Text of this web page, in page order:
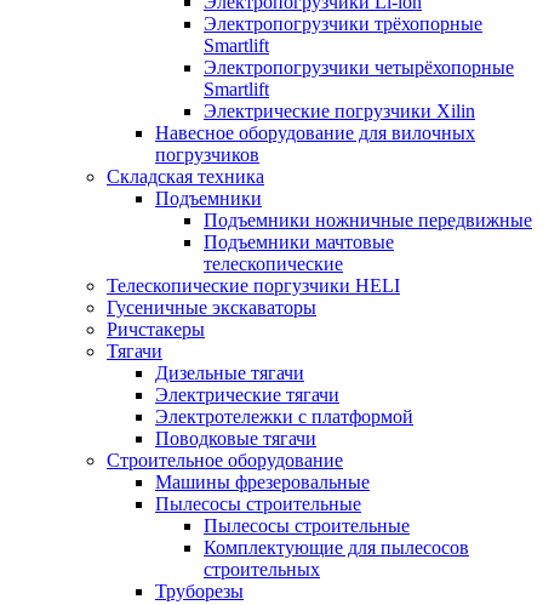
Электропогрузчики трёхопорные
Smartlift
Электропогрузчики четырёхопорные
Smartlift
Электрические погрузчики Xilin
Навесное оборудование для вилочных
погрузчиков
Складская техника
Подъемники
Подъемники ножничные передвижные
Подъемники мачтовые
телескопические
Телескопические поргузчики HELI
Гусеничные экскаваторы
Ричстакеры
Тягачи
Дизельные тягачи
Электрические тягачи
Электротележки с платформой
Поводковые тягачи
Строительное оборудование
Машины фрезеровальные
Пылесосы строительные
Пылесосы строительные
Комплектующие для пылесосов
строительных
Труборезы